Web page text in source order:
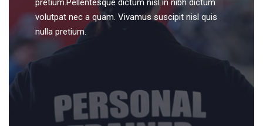
pretium.Pellentesque dictum nisl in nibh dictum
volutpat nec a quam. Vivamus suscipit nisl quis
nulla pretium.